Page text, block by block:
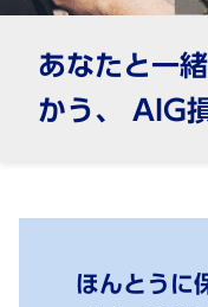
あなたと一
かう、 AIG
ほんとうに